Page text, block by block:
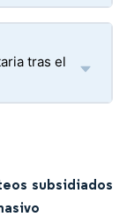
tras el
subsidiados